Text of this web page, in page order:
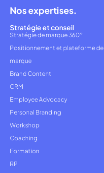
Nos expertises.
Stratégie et conseil
Stratégie de marque 360°
Positionnement et plateforme de
marque
Brand Content
CRM
Employee Advocacy
Personal Branding
Workshop
Coaching
Formation
RP